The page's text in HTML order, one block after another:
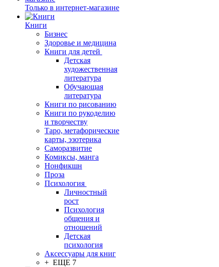
Только в интернет-магазине
Книги
Бизнес
Здоровье и медицина
Книги для детей
Детская
художественная
литература
Обучающая
литература
Книги по рисованию
Книги по рукоделию
и творчеству
Таро, метафорические
карты, эзотерика
Саморазвитие
Комиксы, манга
Нонфикшн
Проза
Психология
Личностный
рост
Психология
общения и
отношений
Детская
психология
Аксессуары для книг
+ ЕЩЕ 7